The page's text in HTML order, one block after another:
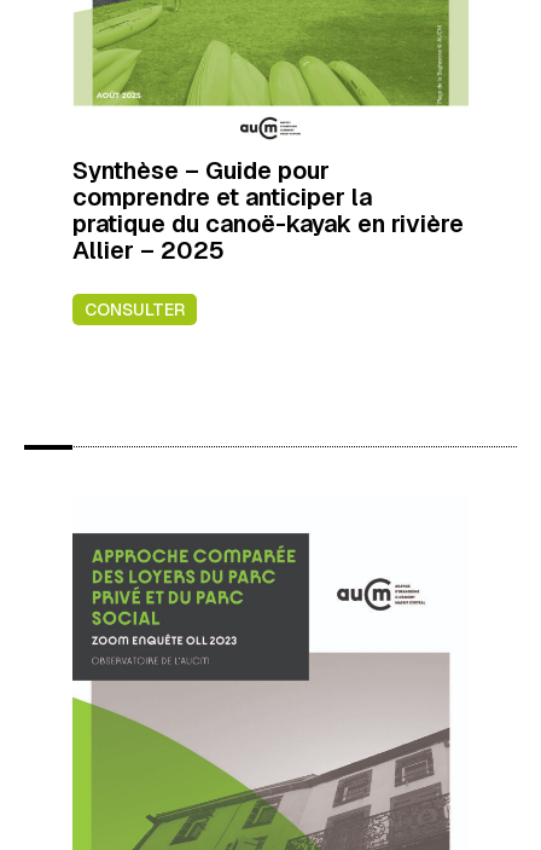
Synthèse – Guide pour
comprendre et anticiper la
pratique du canoë-kayak en rivière
Allier – 2025
CONSULTER